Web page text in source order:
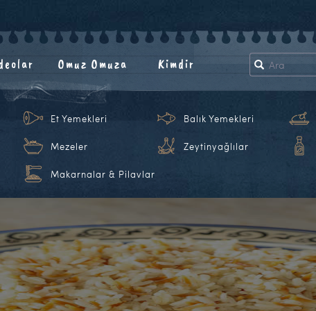
Omuz Omuza Kimdir
Et Yemekleri Balık Yemekleri
Mezeler Zeytinyağlılar
Makarnalar & Pilavlar